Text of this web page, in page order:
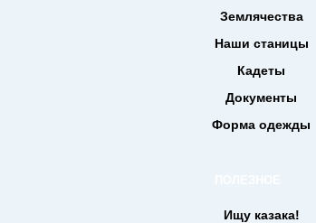
Землячества
Наши станицы
Кадеты
Документы
Форма одежды
Ищу казака!